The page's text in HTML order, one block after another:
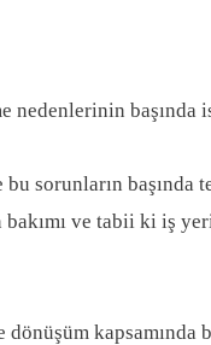
nedenlerinin başında
bu sorunların
bakımı ve tabii ki iş
kapsamında